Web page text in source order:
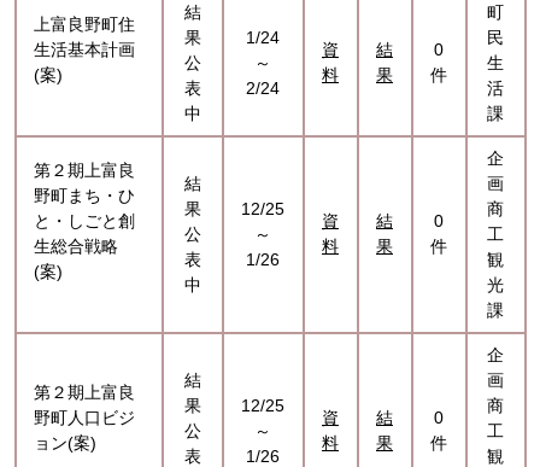
上富良野町住
生活基本計画
(案)
結
果
公
表
中
1/24
～
2/24
資
料
結
果
0
件
町
民
生
活
課
第２期上富良
野町まち・ひ
と・しごと創
生総合戦略
(案)
結
果
公
表
中
12/25
～
1/26
資
料
結
果
0
件
企
画
商
工
観
光
課
第２期上富良
野町人口ビジ
ョン(案)
結
果
公
表
12/25
～
1/26
資
料
結
果
0
件
企
画
商
工
観